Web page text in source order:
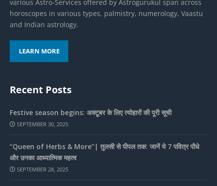
various Astro-Services offered by Astrogurukul span across
horoscopes in various types, palmistry, numerology, Vaastu
and Indian astrology.
LEARN MORE
Recent Posts
Festive season begins: अक्टूबर के लिए त्योहारों की पूरी सूची
SEPTEMBER 30, 2025
“Queen of Herbs & More”| तुलसी से पीपल तक: जानें ये 7 पवित्र पौधे
और उनका आध्यात्मिक महत्व
SEPTEMBER 28, 2025